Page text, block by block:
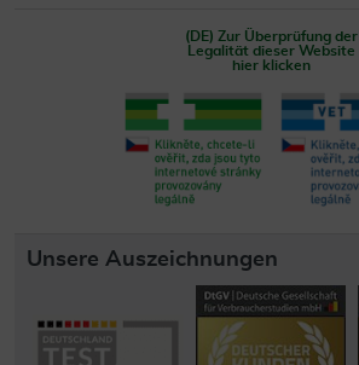
(DE) Zur Überprüfung der
Legalität dieser Website
hier klicken
Unsere Auszeichnungen